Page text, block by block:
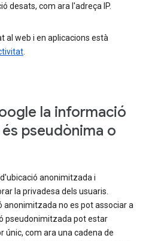
desats, com ara l'adreça IP.
al web i en aplicacions està
.
la informació
pseudònima o
anonimitzada i
la privadesa dels usuaris.
anonimitzada no es pot associar a
pseudonimitzada pot estar
únic, com ara una cadena de